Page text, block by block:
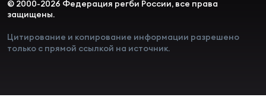
© 2000-2026 Федерация регби России, все права
защищены.
Цитирование и копирование информации разрешено
только с прямой ссылкой на источник.